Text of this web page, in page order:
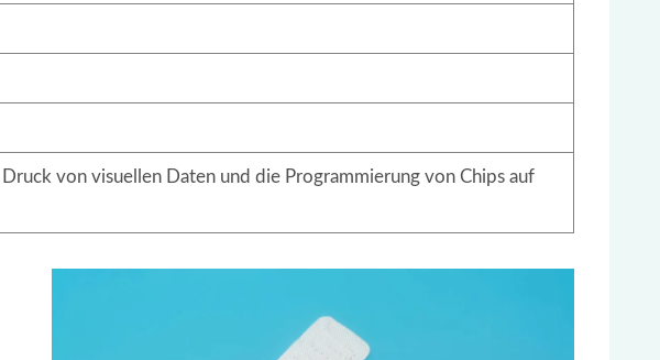
von visuellen Daten und die Programmierung von Chips auf